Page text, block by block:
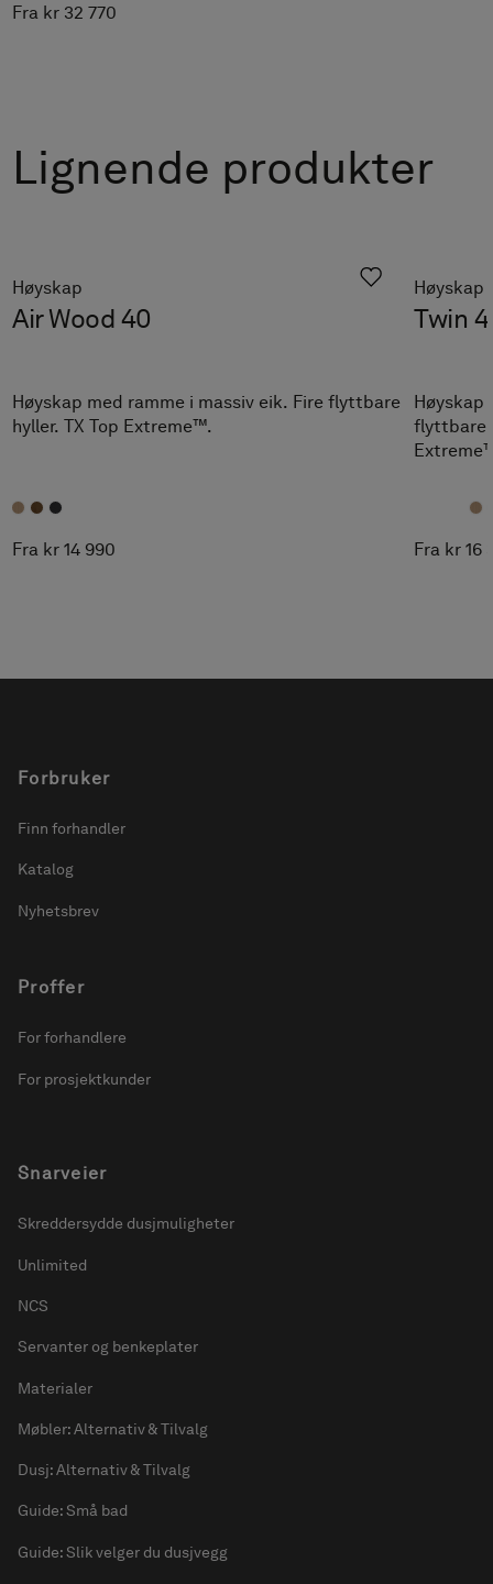
Fra kr 32 770
Lignende produkter
Høyskap
Air Wood 40
Høyskap med ramme i massiv eik. Fire flyttbare
hyller. TX Top Extreme™.
Fra kr 14 990
Høyskap
Twin
flyttbare
Fra kr 16
Forbruker
Finn forhandler
Katalog
Nyhetsbrev
Proffer
For forhandlere
For prosjektkunder
Snarveier
Skreddersydde dusjmuligheter
Unlimited
NCS
Servanter og benkeplater
Materialer
Møbler: Alternativ & Tilvalg
Dusj: Alternativ & Tilvalg
Guide: Små bad
Guide: Slik velger du dusjvegg